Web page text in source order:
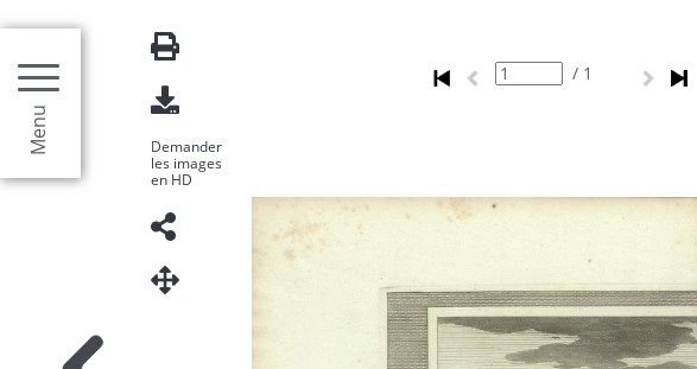
Menu
Demander
les images
en HD
/ 1